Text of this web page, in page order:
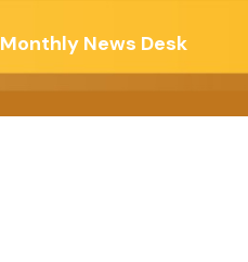
Monthly News Desk